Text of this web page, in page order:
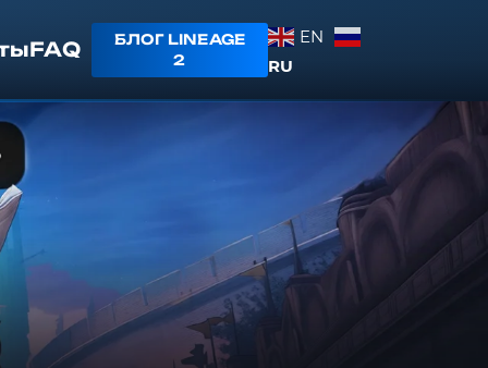
FAQ
БЛОГ LINEAGE
2
EN
RU